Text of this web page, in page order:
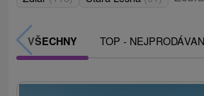
VŠECHNY TOP -